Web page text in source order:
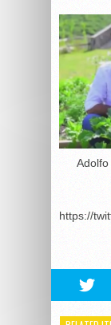
https://